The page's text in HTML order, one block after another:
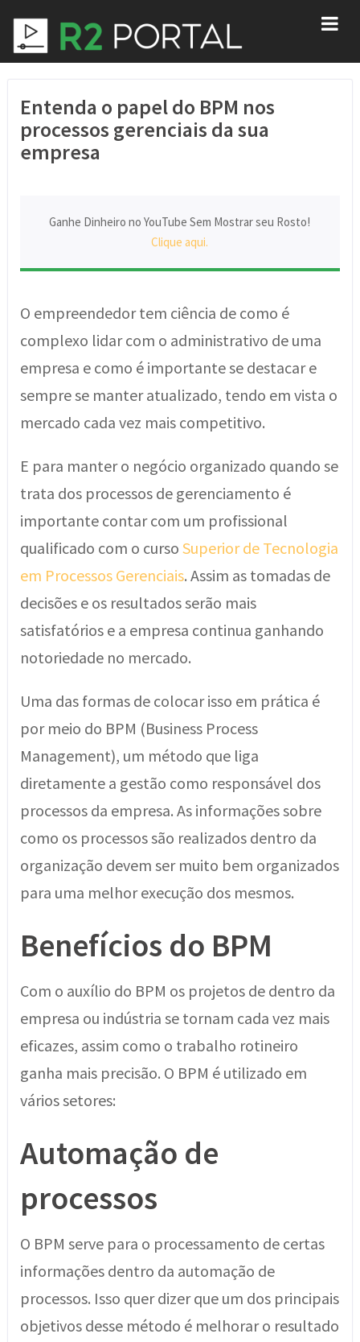
Entenda o papel do BPM nos
processos gerenciais da sua
empresa
Ganhe Dinheiro no YouTube Sem Mostrar seu Rosto!
Clique aqui.
O empreendedor tem ciência de como é
complexo lidar com o administrativo de uma
empresa e como é importante se destacar e
sempre se manter atualizado, tendo em vista o
mercado cada vez mais competitivo.
E para manter o negócio organizado quando se
trata dos processos de gerenciamento é
importante contar com um profissional
qualificado com o curso Superior de Tecnologia
em Processos Gerenciais. Assim as tomadas de
decisões e os resultados serão mais
satisfatórios e a empresa continua ganhando
notoriedade no mercado.
Uma das formas de colocar isso em prática é
por meio do BPM (Business Process
Management), um método que liga
diretamente a gestão como responsável dos
processos da empresa. As informações sobre
como os processos são realizados dentro da
organização devem ser muito bem organizados
para uma melhor execução dos mesmos.
Benefícios do BPM
Com o auxílio do BPM os projetos de dentro da
empresa ou indústria se tornam cada vez mais
eficazes, assim como o trabalho rotineiro
ganha mais precisão. O BPM é utilizado em
vários setores:
Automação de
processos
O BPM serve para o processamento de certas
informações dentro da automação de
processos. Isso quer dizer que um dos principais
objetivos desse método é melhorar o resultado